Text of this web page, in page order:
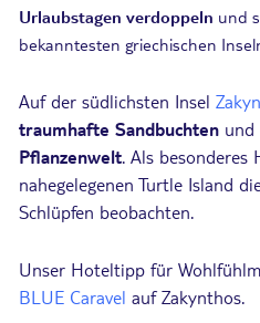
Urlaubstagen verdoppeln und
bekanntesten griechischen
Auf der südlichsten Insel
traumhafte Sandbuchten und
Pflanzenwelt. Als
nahegelegenen Turtle Island
Schlüpfen beobachten.
Unser Hoteltipp für
BLUE Caravel auf Zakynthos.